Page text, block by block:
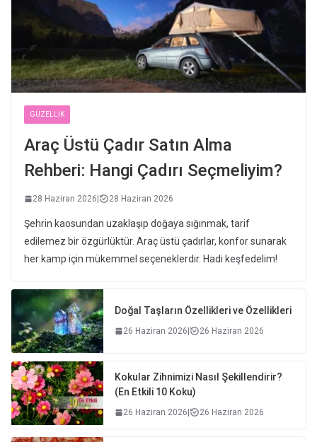
GÜZELLIK
Araç Üstü Çadır Satın Alma
Rehberi: Hangi Çadırı Seçmeliyim?
28 Haziran 2026| 28 Haziran 2026
Şehrin kaosundan uzaklaşıp doğaya sığınmak, tarif
edilemez bir özgürlüktür. Araç üstü çadırlar, konfor sunarak
her kamp için mükemmel seçeneklerdir. Hadi keşfedelim!
Doğal Taşların Özellikleri ve Özellikleri
26 Haziran 2026| 26 Haziran 2026
Kokular Zihnimizi Nasıl Şekillendirir?
(En Etkili 10 Koku)
26 Haziran 2026| 26 Haziran 2026